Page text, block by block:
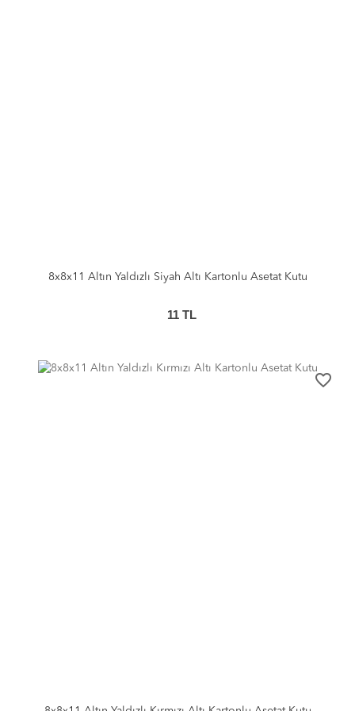
8x8x11 Altın Yaldızlı Siyah Altı Kartonlu Asetat Kutu
11TL
favorite_border